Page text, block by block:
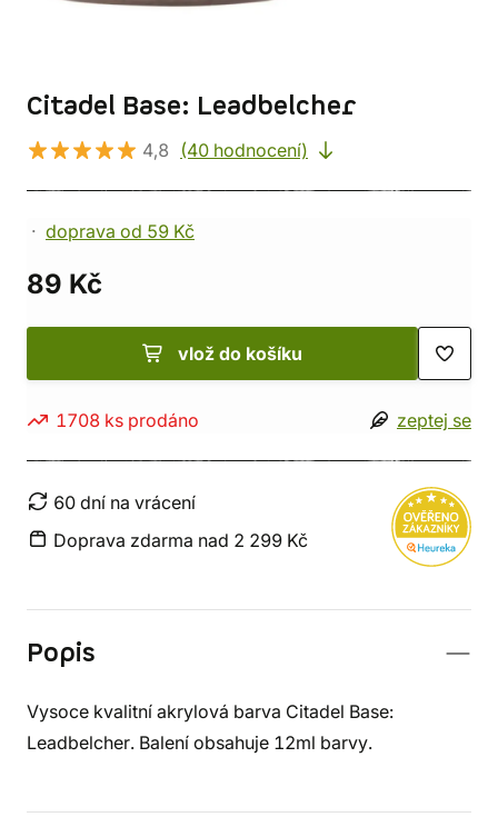
Citadel Base: Leadbelcher
4,8 (40 hodnocení)
doprava od 59 Kč
89 Kč
vlož do košíku
1708 ks prodáno zeptej se
60 dní na vrácení
Doprava zdarma nad 2 299 Kč
Popis
Vysoce kvalitní akrylová barva Citadel Base:
Leadbelcher. Balení obsahuje 12ml barvy.